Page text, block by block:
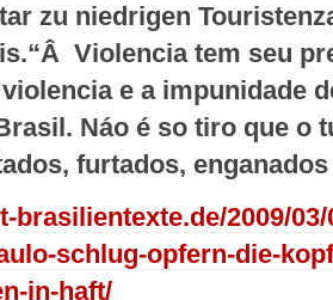
zu niedrigen
Violencia tem seu
e a impunidade
Náo é so tiro que o
furtados,
brasilientexte.de/2009/
schlug-opfern-die-
in-haft/